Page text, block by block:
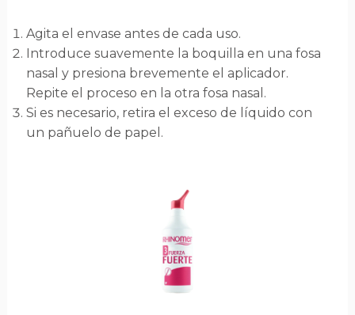
Agita el envase antes de cada uso.
Introduce suavemente la boquilla en una fosa
nasal y presiona brevemente el aplicador.
Repite el proceso en la otra fosa nasal.
Si es necesario, retira el exceso de líquido con
un pañuelo de papel.